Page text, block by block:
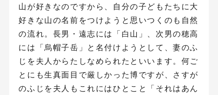
山が好きなのですから、自分の子どもたちに大
好きな山の名前をつけようと思いつくのも自然
の流れ。長男・遠志には「白山」、次男の穂高
には「烏帽子岳」と名付けようとして、妻のふ
じを夫人からたしなめられたといいます。何ご
とにも生真面目で厳しかった博ですが、さすが
のふじを夫人もこれにはひとこと「それはあん